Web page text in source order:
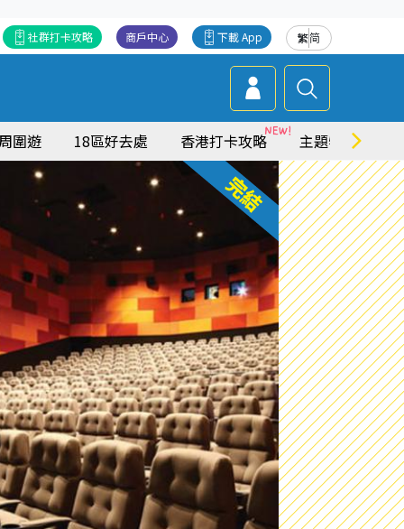
繁简
下載 App
商戶中心
社群打卡攻略
圍遊 18區好去處 香港打卡攻略 主題特集